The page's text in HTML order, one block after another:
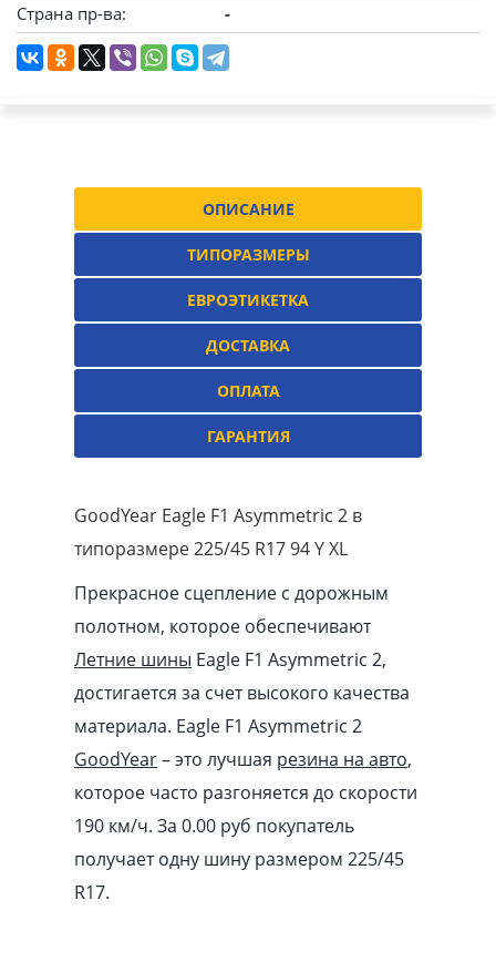
Страна пр-ва:
-
ОПИСАНИЕ
ТИПОРАЗМЕРЫ
ЕВРОЭТИКЕТКА
ДОСТАВКА
ОПЛАТА
ГАРАНТИЯ
GoodYear Eagle F1 Asymmetric 2 в
типоразмере 225/45 R17 94 Y XL
Прекрасное сцепление с дорожным
полотном, которое обеспечивают
Летние шины Eagle F1 Asymmetric 2,
достигается за счет высокого качества
материала. Eagle F1 Asymmetric 2
GoodYear– это лучшая резина на авто,
которое часто разгоняется до скорости
190 км/ч. За 0.00 pуб покупатель
получает одну шину размером 225/45
R17.